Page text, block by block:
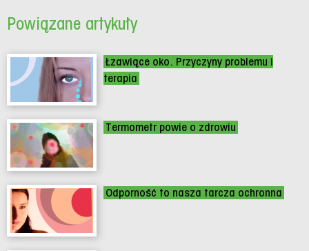
Powiązane artykuły
Łzawiące oko. Przyczyny problemu i
terapia
Termometr powie o zdrowiu
Odporność to nasza tarcza ochronna